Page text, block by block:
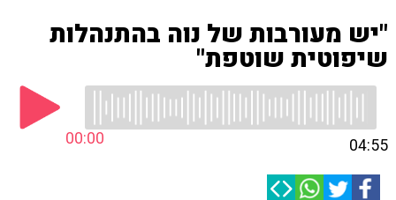
"יש מעורבות של נוה בהתנהלות
שיפוטית שוטפת"
00:00 04:55